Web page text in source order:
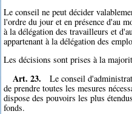
Le conseil ne peut décider
l'ordre du jour et en présence d'au
à la délégation des travailleurs et
appartenant à la délégation des
Les décisions sont prises à la
Art. 23.
Le conseil
de prendre toutes les mesures
dispose des pouvoirs les plus
fonds.